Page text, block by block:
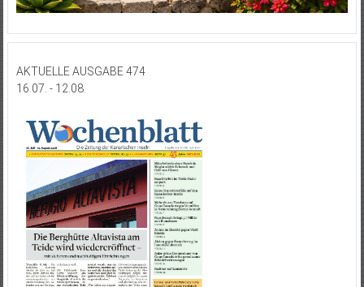
AKTUELLE AUSGABE 474
16.07. - 12.08.